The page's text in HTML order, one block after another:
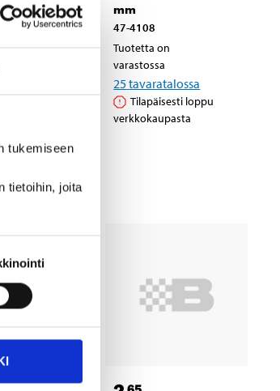
tukemiseen
tietoihin, joita
mm
47-4108
Tuotetta on
varastossa
25tavaratalossa
Tilapäisesti loppu
verkkokaupasta